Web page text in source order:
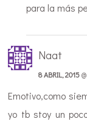
para la más
Naat
8 ABRIL, 2015
Emotivo,como
yo tb stoy un